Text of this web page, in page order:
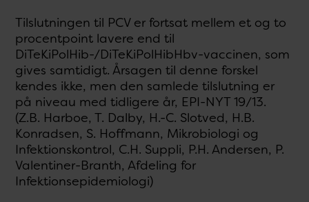
Tilslutningen til PCV er fortsat mellem et og to
procentpoint lavere end til
DiTeKiPolHib-/DiTeKiPolHibHbv-vaccinen, som
gives samtidigt. Årsagen til denne forskel
kendes ikke, men den samlede tilslutning er
på niveau med tidligere år, EPI-NYT 19/13.
(Z.B. Harboe, T. Dalby, H.-C. Slotved, H.B.
Konradsen, S. Hoffmann, Mikrobiologi og
Infektionskontrol, C.H. Suppli, P.H. Andersen, P.
Valentiner-Branth, Afdeling for
Infektionsepidemiologi)